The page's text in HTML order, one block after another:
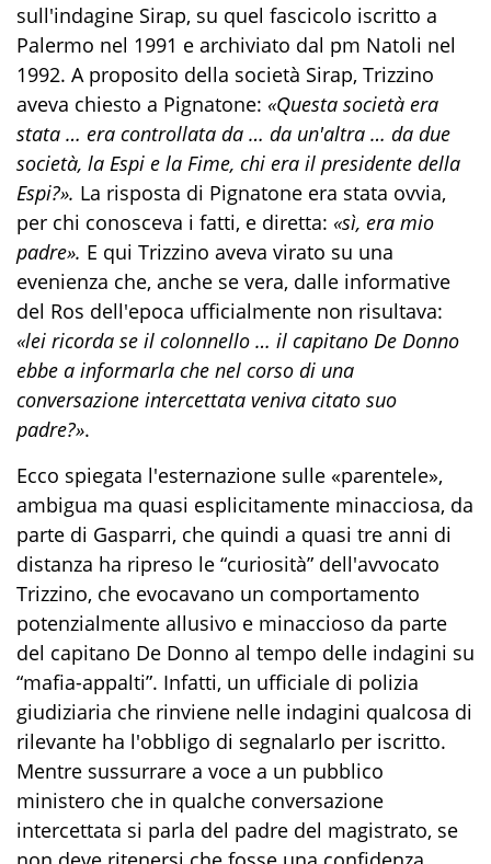
sull'indagine Sirap, su quel fascicolo iscritto a
Palermo nel 1991 e archiviato dal pm Natoli nel
1992. A proposito della società Sirap, Trizzino
aveva chiesto a Pignatone: «Questa società era
stata … era controllata da … da un'altra … da due
società, la Espi e la Fime, chi era il presidente della
Espi?». La risposta di Pignatone era stata ovvia,
per chi conosceva i fatti, e diretta: «sì, era mio
padre». E qui Trizzino aveva virato su una
evenienza che, anche se vera, dalle informative
del Ros dell'epoca ufficialmente non risultava:
«lei ricorda se il colonnello … il capitano De Donno
ebbe a informarla che nel corso di una
conversazione intercettata veniva citato suo
padre?».
Ecco spiegata l'esternazione sulle «parentele»,
ambigua ma quasi esplicitamente minacciosa, da
parte di Gasparri, che quindi a quasi tre anni di
distanza ha ripreso le “curiosità” dell'avvocato
Trizzino, che evocavano un comportamento
potenzialmente allusivo e minaccioso da parte
del capitano De Donno al tempo delle indagini su
“mafia-appalti”. Infatti, un ufficiale di polizia
giudiziaria che rinviene nelle indagini qualcosa di
rilevante ha l'obbligo di segnalarlo per iscritto.
Mentre sussurrare a voce a un pubblico
ministero che in qualche conversazione
intercettata si parla del padre del magistrato, se